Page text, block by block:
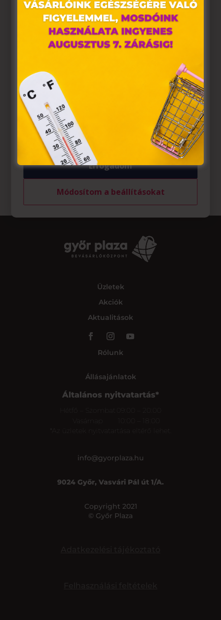
Üzletek
Akciók
Aktualitások
Rólunk
Állásajánlatok
Általános nyitvatartás*
*Az üzletek nyitvatartása eltérő lehet.
info@gyorplaza.hu
9024 Győr, Vasvári Pál út 1/A.
Copyright 2021
© Győr Plaza
Weboldalunkon „cookie"-kat (továbbiakban „süti")
alkalmazunk. Ezek olyan fájlok, melyek információt
tárolnak webes böngészőjében. Ehhez az Ön
hozzájárulása szükséges.
A „sütiket" az elektronikus hírközlésről szóló 2003. évi C.
törvény, az elektronikus kereskedelmi szolgáltatások, az
információs társadalommal összefüggő szolgáltatások
egyes kérdéseiről szóló 2001. évi CVIII. törvény, valamint
az Európai Unió előírásainak megfelelően használjuk.
Azon weblapoknak, melyek az Európai Unió országain
belül működnek, a „sütik" használatához, és ezeknek a
felhasználó számítógépén vagy egyéb eszközén történő
tárolásához a felhasználók hozzájárulását kell kérniük.
Elfogadom
Módosítom a beállításokat